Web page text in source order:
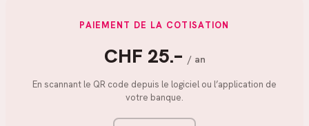
PAIEMENT DE LA COTISATION
CHF 25.– / an
En scannant le QR code depuis le logiciel ou l’application de
votre banque.